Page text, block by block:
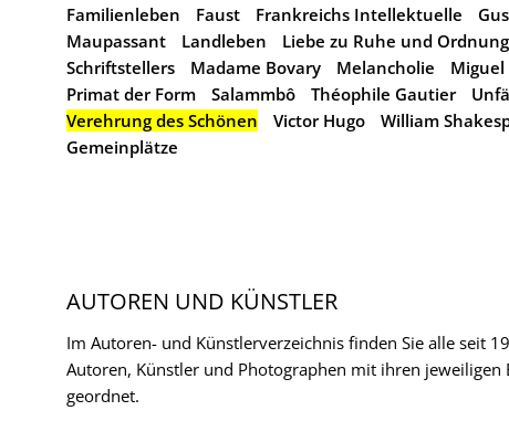
Familienleben
Faust Frankreichs Intellektuelle
Maupassant
Landleben Liebe zu Ruhe und Ordnung
Schriftstellers
Madame Bovary Melancholie Miguel
Primat der Form
Salammbô Théophile Gautier
Verehrung des Schönen
Victor Hugo William
Gemeinplätze
AUTOREN UND KÜNSTLER
Im Autoren- und Künstlerverzeichnis finden Sie alle seit
Autoren, Künstler und Photographen mit ihren jeweiligen
geordnet.